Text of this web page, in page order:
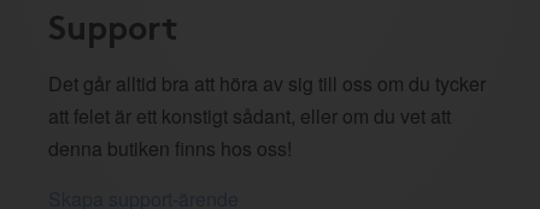
Support
Det går alltid bra att höra av sig till oss om du tycker
att felet är ett konstigt sådant, eller om du vet att
denna butiken finns hos oss!